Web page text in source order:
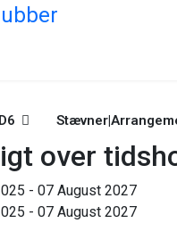
over
- 07 August 2027
- 07 August 2027